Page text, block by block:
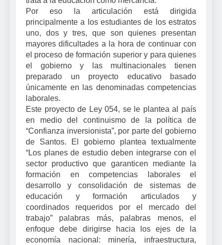
Por eso la articulación está dirigida
principalmente a los estudiantes de los estratos
uno, dos y tres, que son quienes presentan
mayores dificultades a la hora de continuar con
el proceso de formación superior y para quienes
el gobierno y las multinacionales tienen
preparado un proyecto educativo basado
únicamente en las denominadas competencias
laborales.
Este proyecto de Ley 054, se le plantea al país
en medio del continuismo de la política de
“Confianza inversionista”, por parte del gobierno
de Santos. El gobierno plantea textualmente
“Los planes de estudio deben integrarse con el
sector productivo que garanticen mediante la
formación en competencias laborales el
desarrollo y consolidación de sistemas de
educación y formación articulados y
coordinados requeridos por el mercado del
trabajo” palabras más, palabras menos, el
enfoque debe dirigirse hacia los ejes de la
economía nacional: minería, infraestructura,